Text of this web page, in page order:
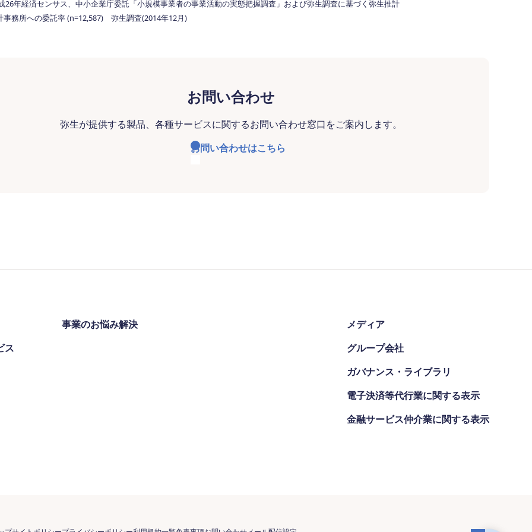
26年経済センサス、中小企業庁委託「小規模事業者の事業活動の実態把握調査」および弥生調査に基づく弥生推計
事務所への委託率 (n=12,587) 弥生調査(2014年12月)
お問い合わせ
弥生が提供する製品、各種サービスに関するお問い合わせ窓口をご案内します。
お問い合わせはこちら
ス
事業のお悩み解決
メディア
グループ会社
ガバナンス・ライブラリ
電子決済等代行業に関する表示
金融サービス仲介業に関する表示